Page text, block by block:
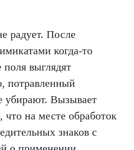
радует. После
когда-то
выглядят
потравленный
убирают. Вызывает
на месте обработок
знаков с